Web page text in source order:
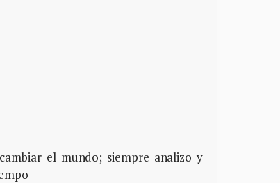
el mundo; siempre analizo y